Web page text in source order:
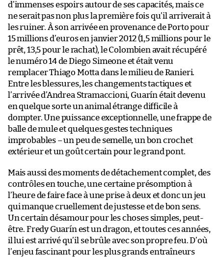
d’immenses espoirs autour de ses capacités, mais ce
ne serait pas non plus la première fois qu’il arriverait à
les ruiner. À son arrivée en provenance de Porto pour
15 millions d’euros en janvier 2012 (1,5 millions pour le
prêt, 13,5 pour le rachat), le Colombien avait récupéré
le numéro 14 de Diego Simeone et était venu
remplacer Thiago Motta dans le milieu de Ranieri.
Entre les blessures, les changements tactiques et
l’arrivée d’Andrea Stramaccioni, Guarín était devenu
en quelque sorte un animal étrange difficile à
dompter. Une puissance exceptionnelle, une frappe de
balle de mule et quelques gestes techniques
improbables – un peu de semelle, un bon crochet
extérieur et un goût certain pour le grand pont.
Mais aussi des moments de détachement complet, des
contrôles en touche, une certaine présomption à
l’heure de faire face à une prise à deux et donc un jeu
qui manque cruellement de justesse et de bon sens.
Un certain désamour pour les choses simples, peut-
être. Fredy Guarín est un dragon, et toutes ces années,
il lui est arrivé qu’il se brûle avec son propre feu. D’où
l’enjeu fascinant pour les plus grands entraîneurs